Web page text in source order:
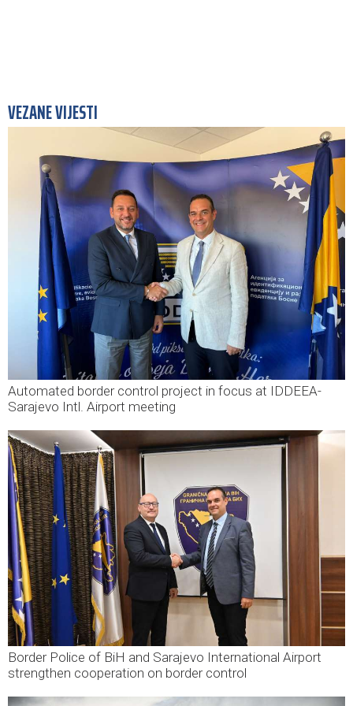
VEZANE VIJESTI
Automated border control project in focus at IDDEEA-
Sarajevo Intl. Airport meeting
Border Police of BiH and Sarajevo International Airport
strengthen cooperation on border control